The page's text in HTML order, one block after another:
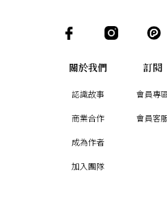
關於我們
認識故事
商業合作
成為作者
加入團隊
訂閱
會員專
會員客